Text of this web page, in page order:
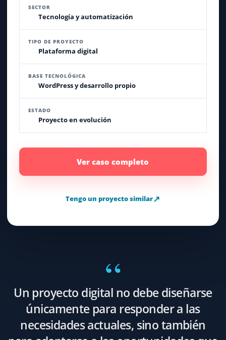
SECTOR
Tecnología y automatización
TIPO DE PROYECTO
Plataforma digital
BASE TECNOLÓGICA
WordPress y desarrollo propio
ESTADO
Proyecto en evolución
Ver caso completo
Tengo un proyecto similar↗
Un proyecto digital no debe diseñarse
únicamente para responder a las
necesidades actuales, sino también